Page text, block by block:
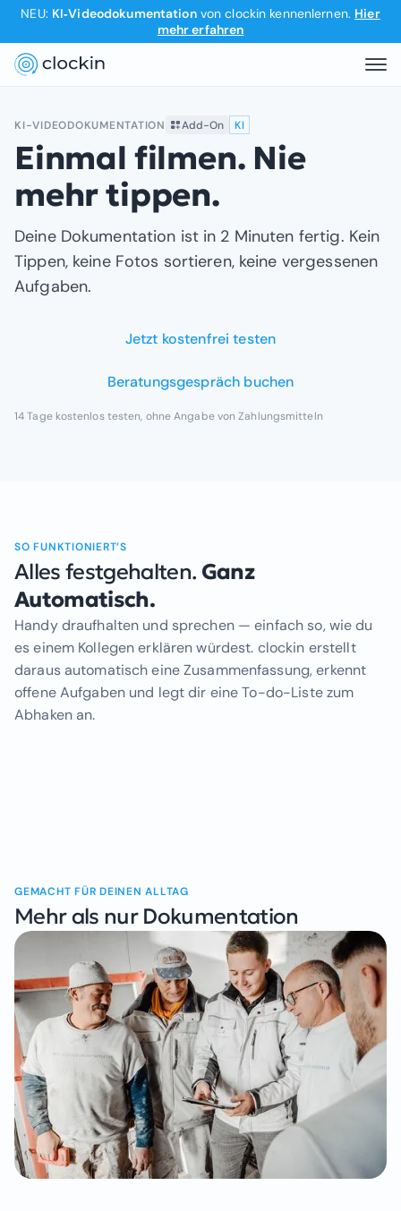
NEU: KI‑Videodokumentationvon clockin kennenlernen. Hier
mehr erfahren
KI-VIDEODOKUMENTATION Add-On KI
Einmal filmen. Nie
mehr tippen.
Deine Dokumentation ist in 2 Minuten fertig. Kein
Tippen, keine Fotos sortieren, keine vergessenen
Aufgaben.
Jetzt kostenfrei testen
Beratungsgespräch buchen
14 Tage kostenlos testen, ohne Angabe von Zahlungsmitteln
SO FUNKTIONIERT’S
Alles festgehalten. Ganz
Automatisch.
Handy draufhalten und sprechen — einfach so, wie du
es einem Kollegen erklären würdest. clockin erstellt
daraus automatisch eine Zusammenfassung, erkennt
offene Aufgaben und legt dir eine To-do-Liste zum
Abhaken an.
GEMACHT FÜR DEINEN ALLTAG
Mehr als nur Dokumentation